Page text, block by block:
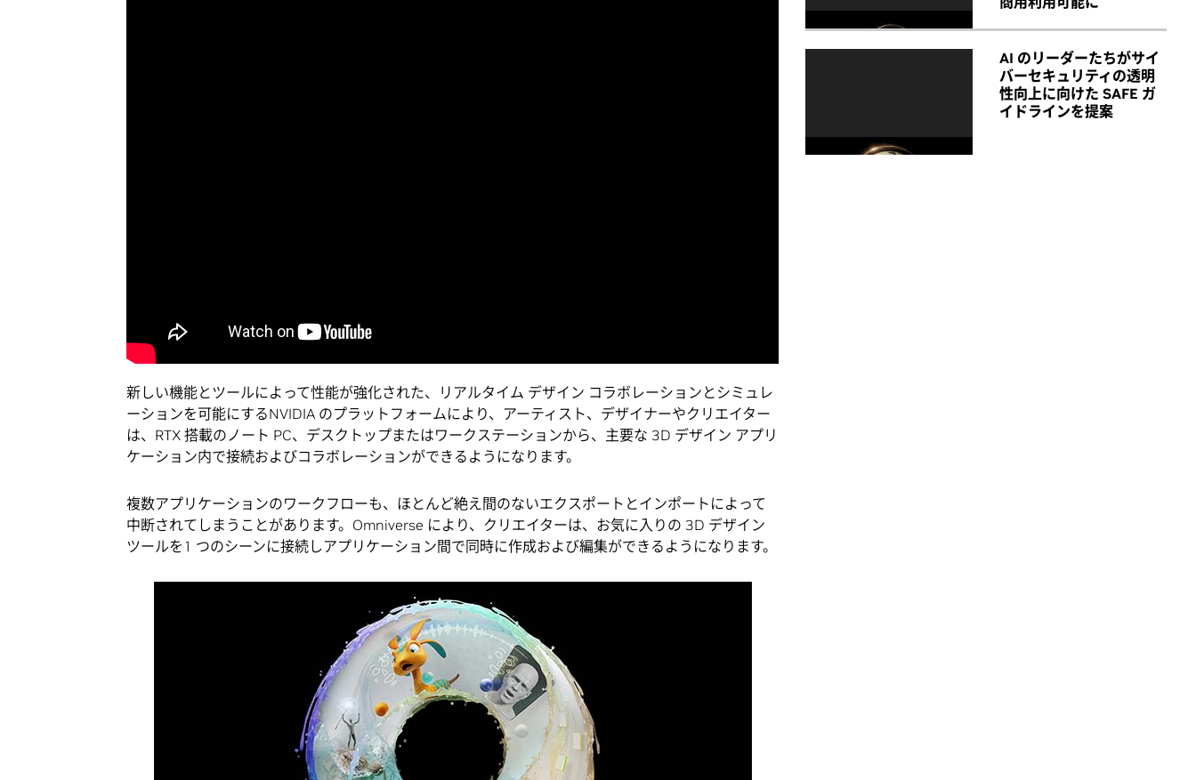
新しい機能とツールによって性能が強化された、リアルタイム デザイン コラボレーションとシミュレ
ーションを可能にするNVIDIA のプラットフォームにより、アーティスト、デザイナーやクリエイター
は、RTX 搭載のノート PC、デスクトップまたはワークステーションから、主要な 3D デザイン アプリ
ケーション内で接続およびコラボレーションができるようになります。
複数アプリケーションのワークフローも、ほとんど絶え間のないエクスポートとインポートによって
中断されてしまうことがあります。Omniverse により、クリエイターは、お気に入りの 3D デザイン
ツールを1 つのシーンに接続しアプリケーション間で同時に作成および編集ができるようになります。
AI のリーダーたちがサイ
バーセキュリティの透明
性向上に向けた SAFE ガ
イドラインを提案